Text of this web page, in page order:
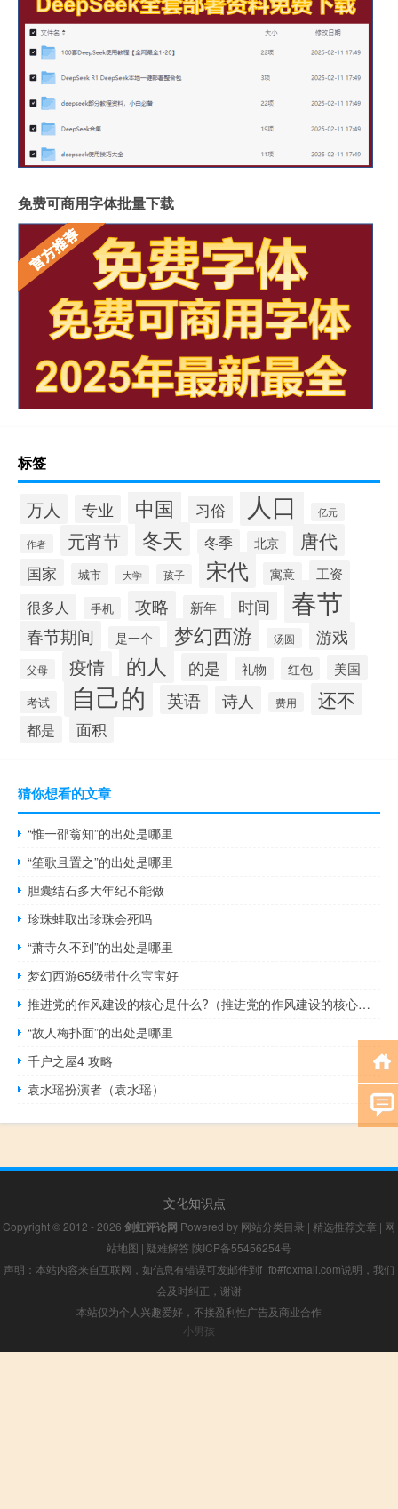
免费可商用字体批量下载
标签
万人 专业 中国 习俗 人口 亿元
作者 元宵节 冬天 冬季 北京 唐代
国家 城市 大学 孩子 宋代 寓意 工资
很多人 手机 攻略 新年 时间 春节
春节期间 是一个 梦幻西游 汤圆 游戏
父母 疫情 的人 的是 礼物 红包 美国
考试 自己的 英语 诗人 费用 还不
都是 面积
猜你想看的文章
“惟一邵翁知”的出处是哪里
“笙歌且置之”的出处是哪里
胆囊结石多大年纪不能做
珍珠蚌取出珍珠会死吗
“萧寺久不到”的出处是哪里
梦幻西游65级带什么宝宝好
推进党的作风建设的核心是什么?（推进党的作风建设的核心是）
“故人梅扑面”的出处是哪里
千户之屋4 攻略
袁水瑶扮演者（袁水瑶）
文化知识点
Copyright © 2012 - 2026 剑虹评论网 Powered by 网站分类目录 | 精选推荐文章 | 网
站地图 | 疑难解答 陕ICP备55456254号
声明：本站内容来自互联网，如信息有错误可发邮件到f_fb#foxmail.com说明，我们
会及时纠正，谢谢
本站仅为个人兴趣爱好，不接盈利性广告及商业合作
小男孩